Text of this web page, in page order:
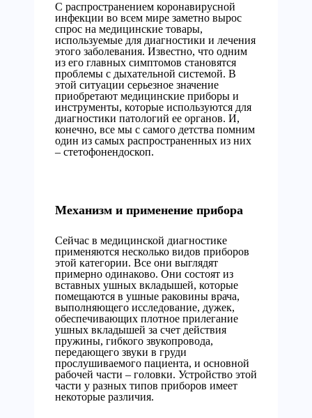
С распространением коронавирусной
инфекции во всем мире заметно вырос
спрос на медицинские товары,
используемые для диагностики и лечения
этого заболевания. Известно, что одним
из его главных симптомов становятся
проблемы с дыхательной системой. В
этой ситуации серьезное значение
приобретают медицинские приборы и
инструменты, которые используются для
диагностики патологий ее органов. И,
конечно, все мы с самого детства помним
один из самых распространенных из них
– стетофонендоскоп.
Механизм и применение прибора
Сейчас в медицинской диагностике
применяются несколько видов приборов
этой категории. Все они выглядят
примерно одинаково. Они состоят из
вставных ушных вкладышей, которые
помещаются в ушные раковины врача,
выполняющего исследование, дужек,
обеспечивающих плотное прилегание
ушных вкладышей за счет действия
пружины, гибкого звукопровода,
передающего звуки в груди
прослушиваемого пациента, и основной
рабочей части – головки. Устройство этой
части у разных типов приборов имеет
некоторые различия.